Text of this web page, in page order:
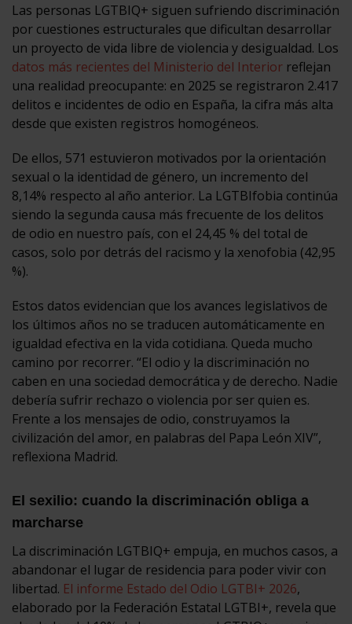
Las personas LGTBIQ+ siguen sufriendo discriminación
por cuestiones estructurales que dificultan desarrollar
un proyecto de vida libre de violencia y desigualdad. Los
datos más recientes del Ministerio del Interior reflejan
una realidad preocupante: en 2025 se registraron 2.417
delitos e incidentes de odio en España, la cifra más alta
desde que existen registros homogéneos.
De ellos, 571 estuvieron motivados por la orientación
sexual o la identidad de género, un incremento del
8,14% respecto al año anterior. La LGTBIfobia continúa
siendo la segunda causa más frecuente de los delitos
de odio en nuestro país, con el 24,45 % del total de
casos, solo por detrás del racismo y la xenofobia (42,95
%).
Estos datos evidencian que los avances legislativos de
los últimos años no se traducen automáticamente en
igualdad efectiva en la vida cotidiana. Queda mucho
camino por recorrer. “El odio y la discriminación no
caben en una sociedad democrática y de derecho. Nadie
debería sufrir rechazo o violencia por ser quien es.
Frente a los mensajes de odio, construyamos la
civilización del amor, en palabras del Papa León XIV”,
reflexiona Madrid.
El sexilio: cuando la discriminación obliga a
marcharse
La discriminación LGTBIQ+ empuja, en muchos casos, a
abandonar el lugar de residencia para poder vivir con
libertad. El informe Estado del Odio LGTBI+ 2026,
elaborado por la Federación Estatal LGTBI+, revela que